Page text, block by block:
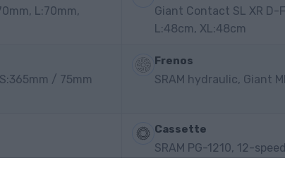
L:70mm,
Giant Contact SL XR D-
L:48cm, XL:48cm
/ 75mm
Frenos
SRAM hydraulic, Giant
Cassette
SRAM PG-1210, 12-